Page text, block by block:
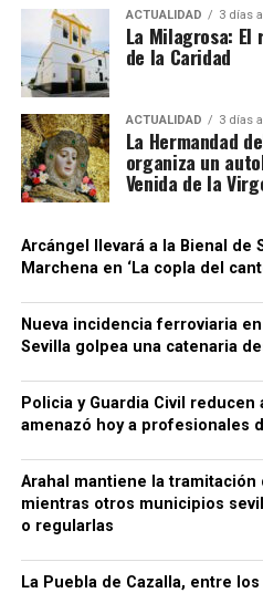
La operación adquiere así
la Sierra Sur sevillana. No
que La Puebla de Cazalla
localidades donde se
investigación está siendo
desde Morón de la Frontera,
alcance nacional —con
cuatro provincias y
próximo a la comarca.
La investigación continúa
que esperar a la evolución
conocer con mayor
sociedades y personas de
afectadas, su función
y el destino judicial de los
he encontrado en las
datos que permitan
empresas o a los detenidos
que no sería responsable
negocios concretos sin
ACTUALIDAD 3 días
La Milagrosa: El
de la Caridad
ACTUALIDAD 3 días
La Hermandad
organiza un
Venida de la
Arcángel llevará a la Bienal de
Marchena en ‘La copla del
Nueva incidencia ferroviaria
Sevilla golpea una catenaria
Policia y Guardia Civil
amenazó hoy a profesionales
Arahal mantiene la
mientras otros municipios
o regularlas
La Puebla de Cazalla, entre